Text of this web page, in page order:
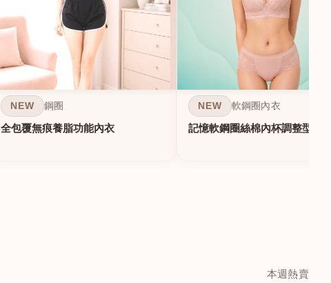
NEW 鋼圈
全包覆無痕養脂功能內衣
NEW 軟鋼圈內衣
記憶軟鋼圈絲棉內杯調整型內
本週熱賣